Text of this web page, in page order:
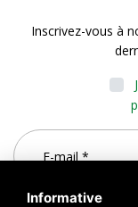
Inscrivez-vous à
Informative